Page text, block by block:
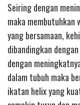
Seiring dengan
maka membutuhkan
yang bersamaan,
dibandingkan
dengan
dalam tubuh maka
ikatan helix yang